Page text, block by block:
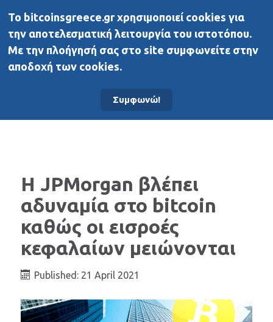
BitcoinsGreece
Νέα
Η JPMorgan βλέπει
αδυναμία στο bitcoin
καθώς οι εισροές
κεφαλαίων μειώνονται
Published: 21 April 2021
To bitcoinsgreece.gr χρησιμοποιεί cookies για
την αποτελεσματική λειτουργία του ιστοτόπου.
Με την πλοήγησή σας στο site συμφωνείτε στην
αποδοχή των cookies.
Συμφωνώ!